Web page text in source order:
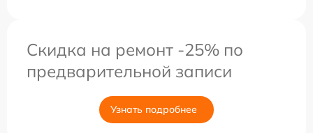
Скидка на ремонт -25% по
предварительной записи
Узнать подробнее